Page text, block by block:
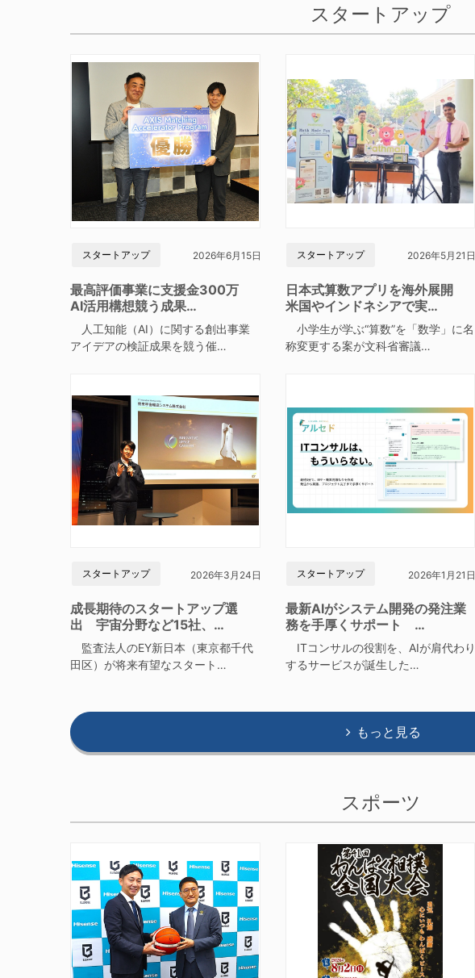
スタートアップ
スタートアップ 2026年6月15日
最高評価事業に支援金300万
AI活用構想競う成果…
人工知能（AI）に関する創出事業
アイデアの検証成果を競う催…
スタートアップ 2026年5月21日
日本式算数アプリを海外展開
米国やインドネシアで実…
小学生が学ぶ“算数”を「数学」に名
称変更する案が文科省審議…
スタートアップ 2026年3月24日
成長期待のスタートアップ選
出 宇宙分野など15社、…
監査法人のEY新日本（東京都千代
田区）が将来有望なスタート…
スタートアップ 2026年1月21日
最新AIがシステム開発の発注業
務を手厚くサポート …
ITコンサルの役割を、AIが肩代わり
するサービスが誕生した…
もっと見る
スポーツ